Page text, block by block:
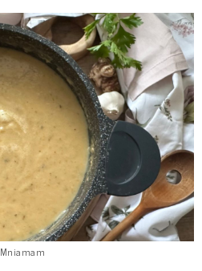
Mniamam